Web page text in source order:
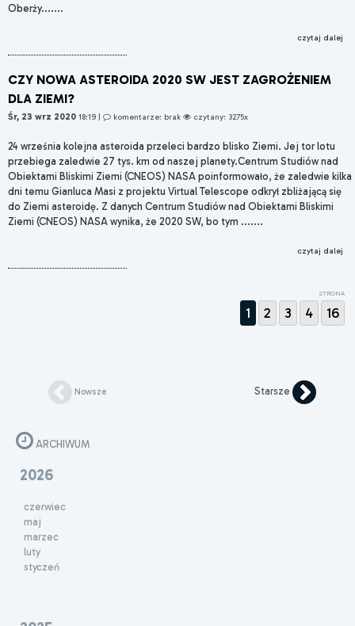
Oberży.......
czytaj dalej
CZY NOWA ASTEROIDA 2020 SW JEST ZAGROŻENIEM
DLA ZIEMI?
Śr, 23 wrz 2020 18:19 | komentarze: brak czytany: 3275x
24 września kolejna asteroida przeleci bardzo blisko Ziemi. Jej tor lotu
przebiega zaledwie 27 tys. km od naszej planety.Centrum Studiów nad
Obiektami Bliskimi Ziemi (CNEOS) NASA poinformowało, że zaledwie kilka
dni temu Gianluca Masi z projektu Virtual Telescope odkrył zbliżającą się
do Ziemi asteroidę. Z danych Centrum Studiów nad Obiektami Bliskimi
Ziemi (CNEOS) NASA wynika, że 2020 SW, bo tym .......
czytaj dalej
STRONA
1 2 3 4 16
Nowsze Starsze
ARCHIWUM
2026
czerwiec
maj
marzec
luty
styczeń